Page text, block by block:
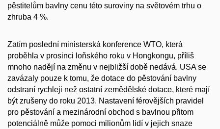
pěstitelům bavlny cenu této suroviny na světovém trhu o
zhruba 4 %.
Zatím poslední ministerská konference WTO, která
proběhla v prosinci loňského roku v Hongkongu, příliš
mnoho nadějí na změnu v nejbližší době nedává. USA se
zavázaly pouze k tomu, že dotace do pěstování bavlny
odstraní rychleji než ostatní zemědělské dotace, které mají
být zrušeny do roku 2013. Nastavení férovějších pravidel
pro pěstování a mezinárodní obchod s bavlnou přitom
potenciálně může pomoci milionům lidí v jejich snaze